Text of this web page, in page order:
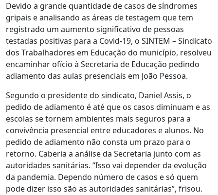
Devido a grande quantidade de casos de síndromes
gripais e analisando as áreas de testagem que tem
registrado um aumento significativo de pessoas
testadas positivas para a Covid-19, o SINTEM – Sindicato
dos Trabalhadores em Educação do município, resolveu
encaminhar ofício à Secretaria de Educação pedindo
adiamento das aulas presenciais em João Pessoa.
Segundo o presidente do sindicato, Daniel Assis, o
pedido de adiamento é até que os casos diminuam e as
escolas se tornem ambientes mais seguros para a
convivência presencial entre educadores e alunos. No
pedido de adiamento não consta um prazo para o
retorno. Caberia a análise da Secretaria junto com as
autoridades sanitárias. “Isso vai depender da evolução
da pandemia. Dependo número de casos e só quem
pode dizer isso são as autoridades sanitárias”, frisou.